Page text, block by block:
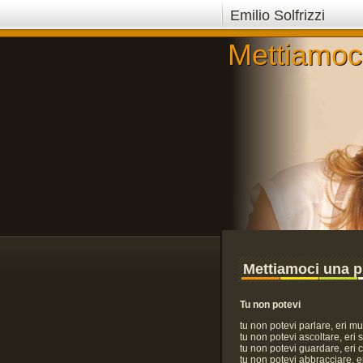
Emilio Solfrizzi
Mettiamoci una
Tu non potevi
tu non potevi parlare, eri
tu non potevi ascoltare, eri
tu non potevi guardare, eri
tu non potevi abbracciare,